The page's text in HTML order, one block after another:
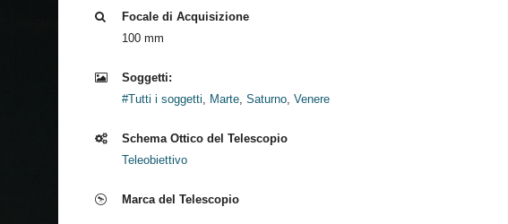
Focale di Acquisizione
100 mm
Soggetti:
#Tutti i soggetti, Marte, Saturno, Venere
Schema Ottico del Telescopio
Teleobiettivo
Marca del Telescopio